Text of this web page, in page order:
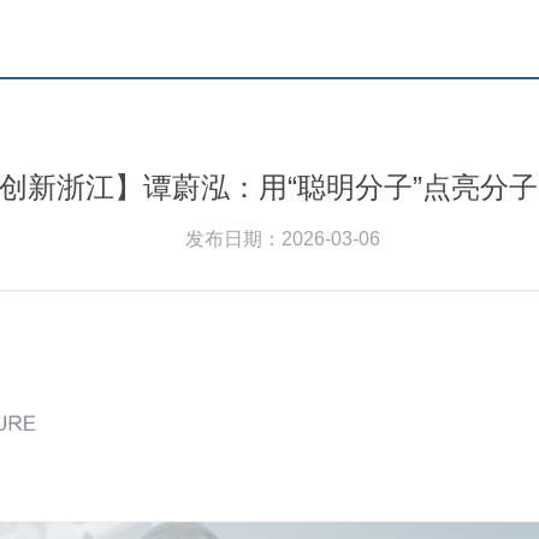
新浙江】谭蔚泓：用“聪明分子”点亮分
发布日期：2026-03-06